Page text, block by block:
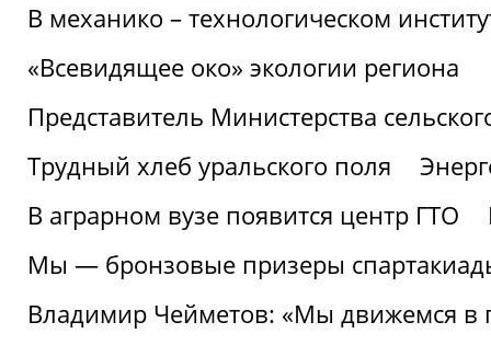
В механико – технологическом
«Всевидящее око» экологии региона
Представитель Министерства
Трудный хлеб уральского поля
В аграрном вузе появится центр ГТО
Мы — бронзовые призеры
Владимир Чейметов: «Мы движемся в